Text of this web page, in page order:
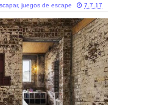
, juegos de escape 7.7.17